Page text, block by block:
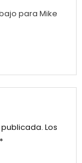
para Mike
Los
*